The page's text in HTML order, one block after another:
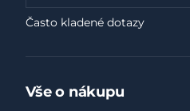
Často kladené dotazy
Vše o nákupu